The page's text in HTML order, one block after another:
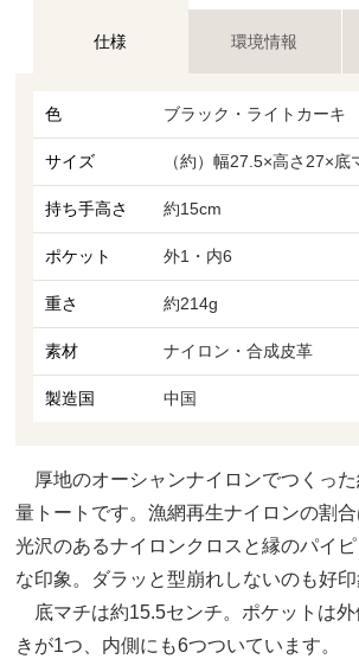
仕様 環境情報
色 ブラック・ライトカーキ
サイズ （約）幅27.5×高さ27×底
持ち手高さ 約15cm
ポケット 外1・内6
重さ 約214g
素材 ナイロン・合成皮革
製造国 中国
厚地のオーシャンナイロンでつくっ
量トートです。漁網再生ナイロンの割
光沢のあるナイロンクロスと縁のパイ
な印象。ダラッと型崩れしないのも好印
底マチは約15.5センチ。ポケットは外
きが1つ、内側にも6つついています。